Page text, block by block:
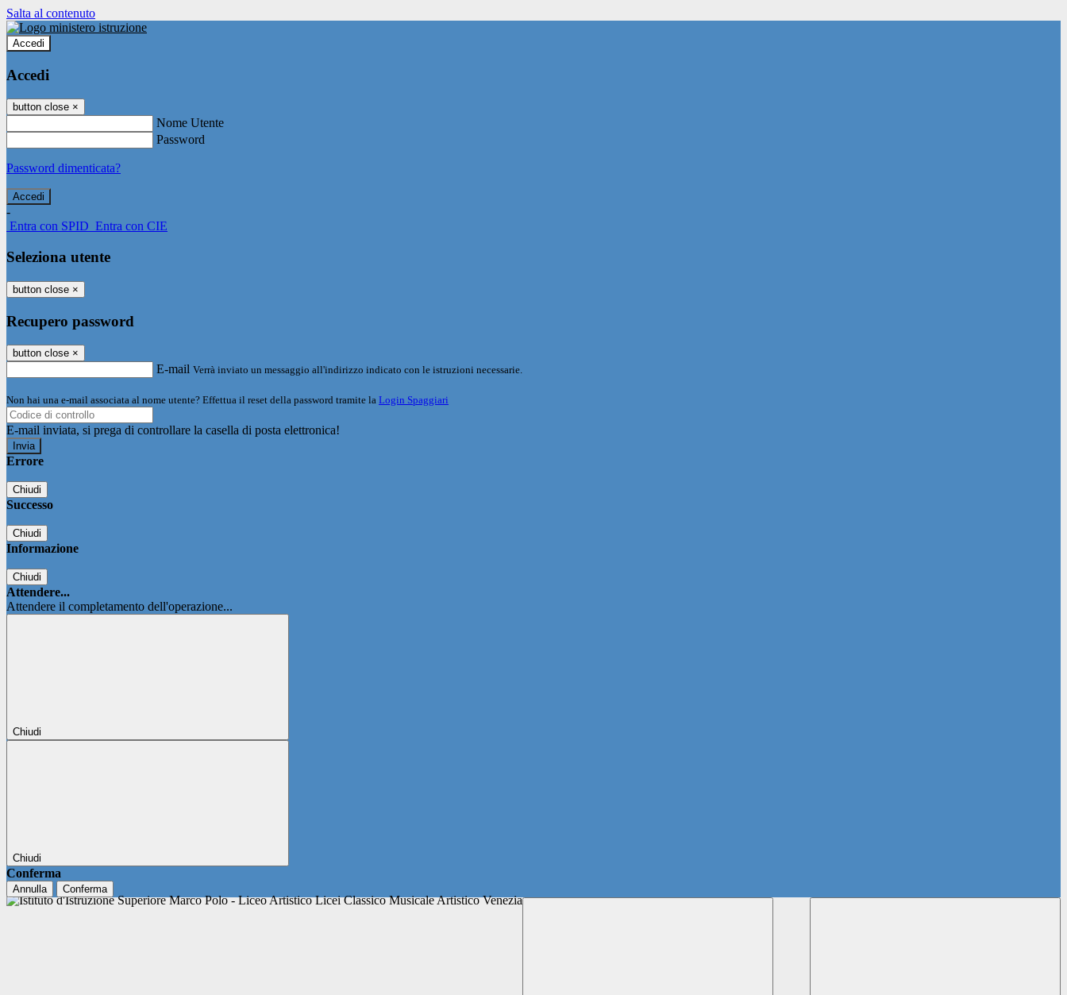
Salta al contenuto
Accedi
Accedi
button close ×
Nome Utente
Password
Password dimenticata?
-
Entra con SPID Entra con CIE
Seleziona utente
button close ×
Recupero password
button close ×
E-mail Verrà inviato un messaggio all'indirizzo indicato con le istruzioni necessarie.
Non hai una e-mail associata al nome utente? Effettua il reset della password tramite la Login Spaggiari
E-mail inviata, si prega di controllare la casella di posta elettronica!
Errore
Chiudi
Successo
Chiudi
Informazione
Chiudi
Attendere...
Attendere il completamento dell'operazione...
Chiudi
Chiudi
Conferma
Annulla Conferma